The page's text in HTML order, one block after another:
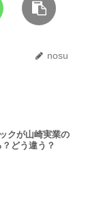
nosu
クが山崎実業の
どう違う？